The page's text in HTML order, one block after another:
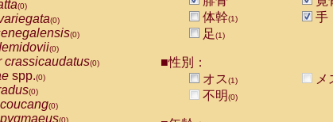
(0)
(0)
(0)
(0)
(0)
cana
calvus rubicundus
(0)
(0)
(0)
(0)
crassicaudatus(0)
spp.(0)
(0)
(0)
(0)
体幹(1)
手
足(1)
■性別：
オス(1) メ
不明(0)